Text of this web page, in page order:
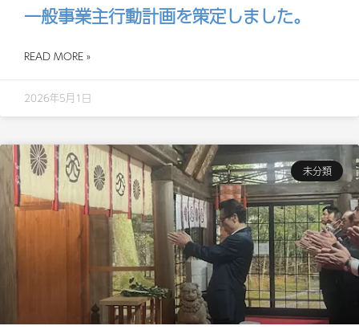
一般事業主行動計画を策定しました。
READ MORE »
2026年5月1日
未分類